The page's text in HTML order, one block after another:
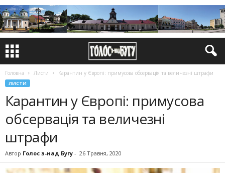
Головна Листи Карантин у Європі: примусова обсервація та величезні штрафи
ЛИСТИ
Карантин у Європі: примусова
обсервація та величезні
штрафи
Автор Голос з-над Бугу - 26 Травня, 2020